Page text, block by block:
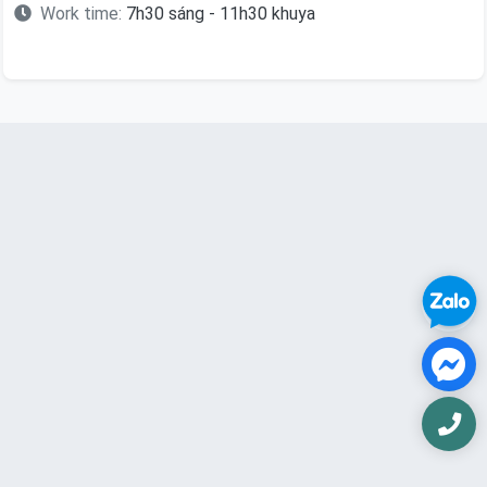
Work time: 7h30 sáng - 11h30 khuya